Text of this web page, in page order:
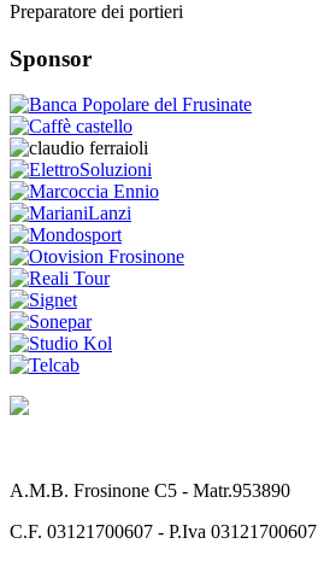
Preparatore dei portieri
Sponsor
A.M.B. Frosinone C5 - Matr.953890
C.F. 03121700607 - P.Iva 03121700607